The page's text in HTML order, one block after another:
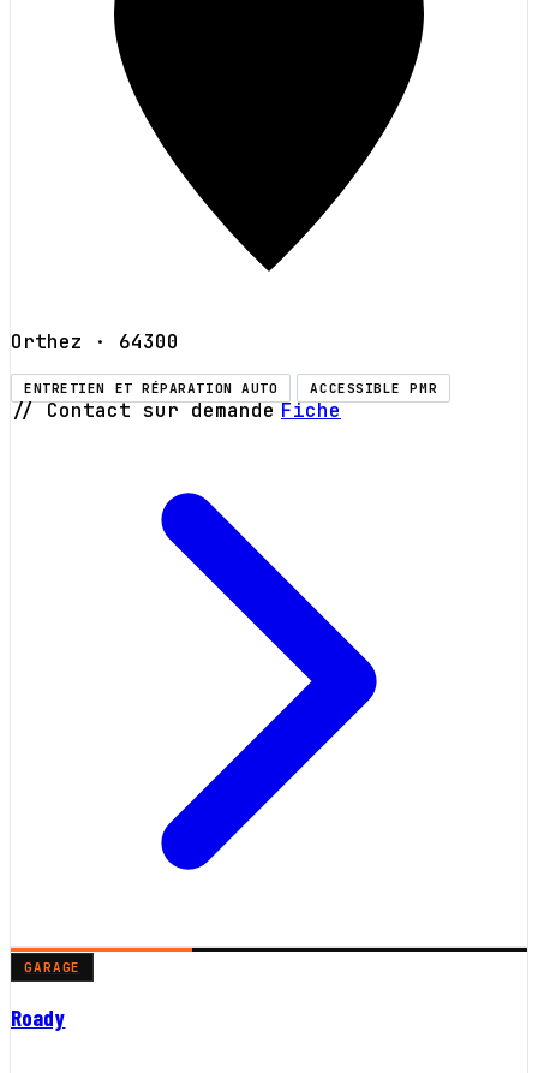
Orthez · 64300
ENTRETIEN ET RÉPARATION AUTO ACCESSIBLE PMR
// Contact sur demande Fiche
GARAGE
Roady